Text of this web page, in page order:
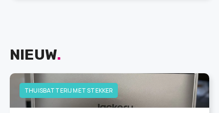
NIEUW.
THUISBATTERIJ MET STEKKER